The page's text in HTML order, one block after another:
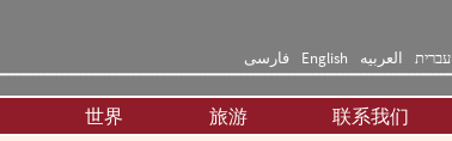
فارسی English العربیه עברית
世界 旅游 联系我们